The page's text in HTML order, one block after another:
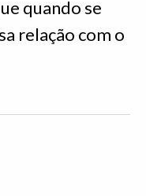
quando se
relação com o